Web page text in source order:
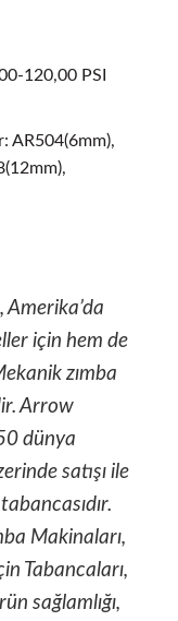
120,00 PSI
AR504(6mm),
Amerika’da
için hem de
zımba
Arrow
dünya
satışı ile
Makinaları,
Tabancaları,
sağlamlığı,